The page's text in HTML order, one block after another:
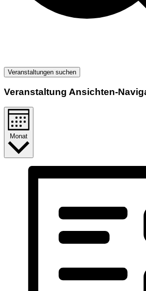
Veranstaltungen suchen
Veranstaltung Ansichten-
Monat